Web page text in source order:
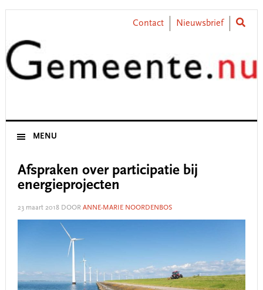
Skip
primary
navigation
Skip
content
Skip
primary
sidebar
Skip
footer
Contact Nieuwsbrief
MENU
Afspraken over participatie bij
energieprojecten
23 maart 2018DOOR ANNE-MARIE NOORDENBOS